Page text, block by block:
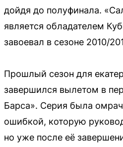
дойдя до полуфинала.
является обладателем
завоевал в сезоне 2010/
Прошлый сезон для
завершился вылетом в
Барса». Серия была
ошибкой, которую
но уже после её